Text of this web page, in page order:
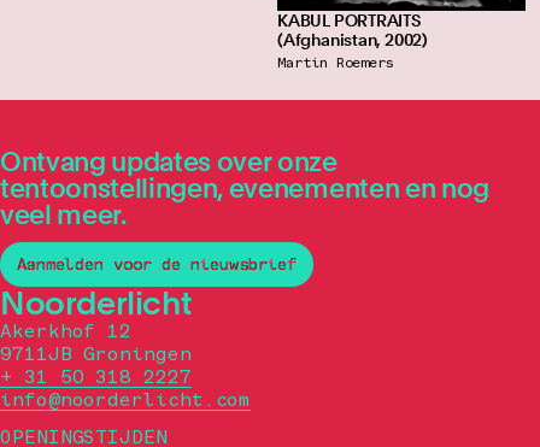
KABUL PORTRAITS
(Afghanistan, 2002)
Martin Roemers
Ontvang updates over onze
tentoonstellingen, evenementen en nog
veel meer.
Aanmelden voor de nieuwsbrief
Noorderlicht
Akerkhof 12
9711JB Groningen
+ 31 50 318 2227
info@noorderlicht.com
OPENINGSTIJDEN